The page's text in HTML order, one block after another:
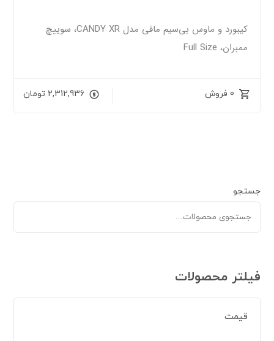
کیبورد و ماوس بی‌سیم مافی مدل CANDY XR، سوییچ
ممبران، Full Size
0 فروش 2,312,936 تومان
جستجو
فیلتر محصولات
قیمت